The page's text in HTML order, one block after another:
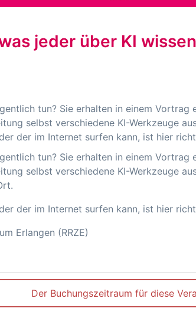
jeder über KI
tun? Sie erhalten in einem Vortrag
selbst verschiedene KI-Werkzeuge
der im Internet surfen kann, ist hier
tun? Sie erhalten in einem Vortrag
selbst verschiedene KI-Werkzeuge
der im Internet surfen kann, ist hier
Erlangen (RRZE)
Der Buchungszeitraum für diese